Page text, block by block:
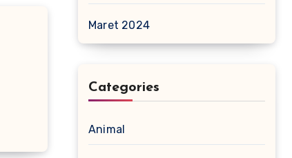
Maret 2024
Categories
Animal